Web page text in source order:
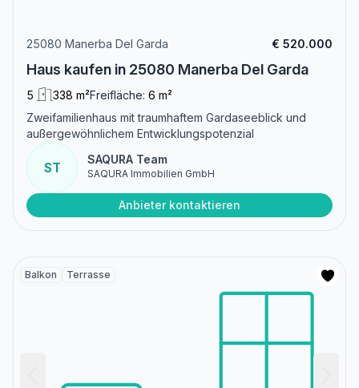
25080 Manerba Del Garda € 520.000
Haus kaufen in 25080 Manerba Del Garda
5 338 m²Freifläche: 6 m²
Zweifamilienhaus mit traumhaftem Gardaseeblick und
außergewöhnlichem Entwicklungspotenzial
ST
SAQURA Team
SAQURA Immobilien GmbH
Anbieter kontaktieren
Balkon Terrasse